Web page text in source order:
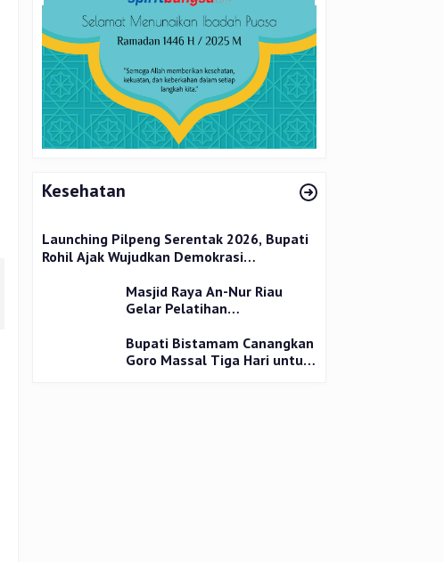
Kesehatan
Launching Pilpeng Serentak 2026, Bupati
Rohil Ajak Wujudkan Demokrasi
Masjid Raya An-Nur Riau
Gelar Pelatihan
Langsung Praktik dan Gratis
Bupati Bistamam Canangkan
Goro Massal Tiga Hari untuk